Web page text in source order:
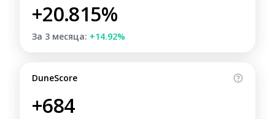
+20.815%
За 3 месяца: +14.92%
DuneScore
+684